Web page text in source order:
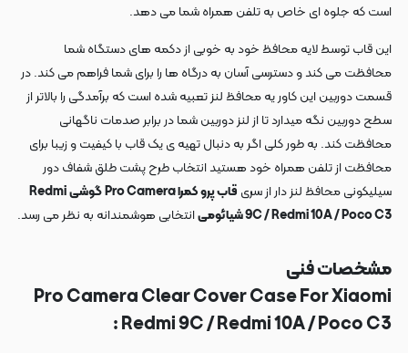
است که جلوه ای خاص به تلفن همراه شما می دهد.
این قاب توسط لایه محافظ خود به خوبی از دکمه های دستگاه شما
محافظت می کند و دسترسی آسان به درگاه ها را برای شما فراهم می کند. در
قسمت دوربین این کاور یه محافظ لنز تعبیه شده است که برآمدگی را بالاتر از
سطح دوربین نگه میدارد تا از لنز دوربین شما در برابر صدمات ناگهانی
محافظت کند. به طور کلی اگر به دنبال تهیه ی یک قاب با کیفیت و زیبا برای
محافظت از تلفن همراه خود هستید انتخاب طرح پشت طلق شفاف دور
سیلیکونی محافظ لنز دار از سری قاب پرو کمرا Pro Camera گوشیRedmi
9C / Redmi 10A / Poco C3 شیائومی
انتخابی هوشمندانه به نظر می رسد.
مشخصات فنی
Pro Camera ClearCover Case For Xiaomi
Redmi 9C / Redmi 10A / Poco C3 :